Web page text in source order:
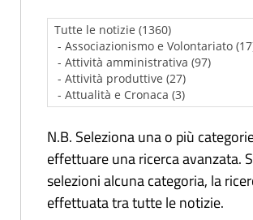
N.B. Seleziona una o più
effettuare una ricerca avanzata.
selezioni alcuna categoria, la
effettuata tra tutte le notizie.